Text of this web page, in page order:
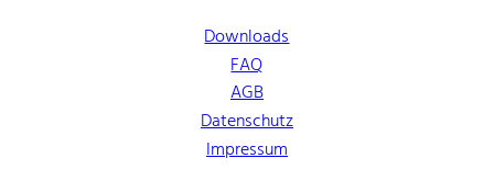
Downloads
FAQ
AGB
Datenschutz
Impressum